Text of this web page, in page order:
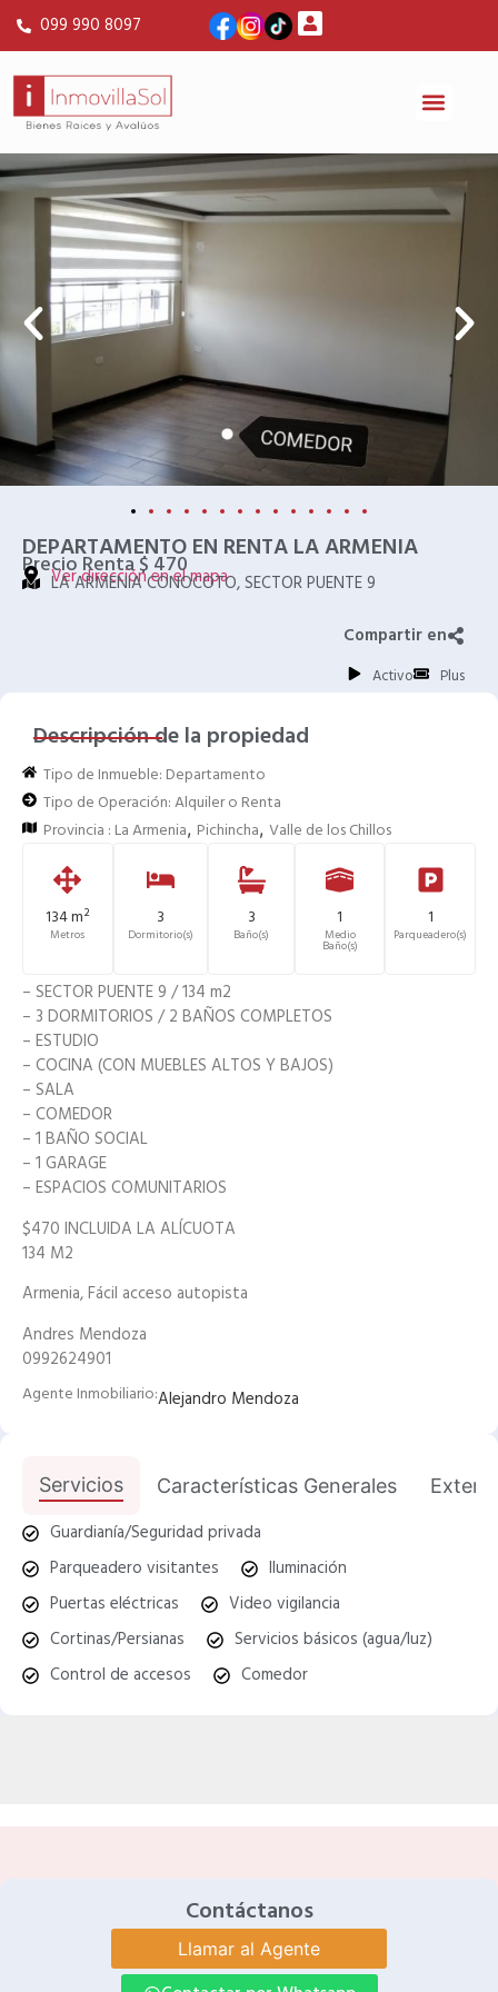
099 990 8097
DEPARTAMENTO EN RENTA LA ARMENIA
Precio Renta $ 470
Ver dirección en el mapa
LA ARMENIA CONOCOTO, SECTOR PUENTE 9
Compartir en
Activo Plus
Descripción de la propiedad
Tipo de Inmueble: Departamento
Tipo de Operación:Alquiler o Renta
Provincia : La Armenia, Pichincha, Valle de los Chillos
134 m²
Metros
3
Dormitorio(s)
3
Baño(s)
1
Medio
Baño(s)
1
Parqueadero(s)
– SECTOR PUENTE 9 / 134 m2
– 3 DORMITORIOS / 2 BAÑOS COMPLETOS
– ESTUDIO
– COCINA (CON MUEBLES ALTOS Y BAJOS)
– SALA
– COMEDOR
– 1 BAÑO SOCIAL
– 1 GARAGE
– ESPACIOS COMUNITARIOS
$470 INCLUIDA LA ALÍCUOTA
134 M2
Armenia, Fácil acceso autopista
Andres Mendoza
0992624901
Agente Inmobiliario:Alejandro Mendoza
Servicios Características Generales
Guardianía/Seguridad privada
Parqueadero visitantes
Iluminación
Puertas eléctricas
Video vigilancia
Cortinas/Persianas
Servicios básicos (agua/luz)
Control de accesos
Comedor
Contáctanos
Llamar al Agente